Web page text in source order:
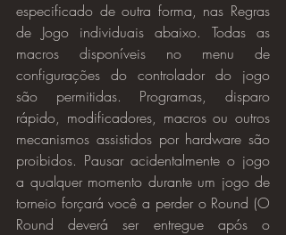
especificado de outra forma, nas Regras
de Jogo individuais abaixo. Todas as
macros disponíveis no menu de
configurações do controlador do jogo
são permitidas. Programas, disparo
rápido, modificadores, macros ou outros
mecanismos assistidos por hardware são
proibidos. Pausar acidentalmente o jogo
a qualquer momento durante um jogo de
torneio forçará você a perder o Round (O
Round deverá ser entregue após o